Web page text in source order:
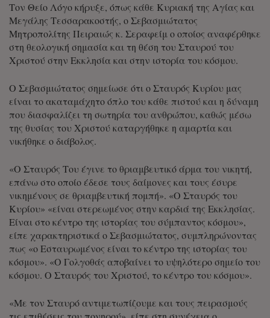
Τον Θείο Λόγο κήρυξε, όπως κάθε Κυριακή της Αγίας και
Μεγάλης Τεσσαρακοστής, ο Σεβασμιώτατος
Μητροπολίτης Πειραιώς κ. Σεραφείμ ο οποίος αναφέρθηκε
στη θεολογική σημασία και τη θέση του Σταυρού του
Χριστού στην Εκκλησία και στην ιστορία του κόσμου.
Ο Σεβασμιώτατος σημείωσε ότι ο Σταυρός Κυρίου μας
είναι το ακαταμάχητο όπλο του κάθε πιστού και η δύναμη
που διασφαλίζει τη σωτηρία του ανθρώπου, καθώς μέσω
της θυσίας του Χριστού καταργήθηκε η αμαρτία και
νικήθηκε ο διάβολος.
«Ο Σταυρός Του έγινε το θριαμβευτικό άρμα του νικητή,
επάνω στο οποίο έδεσε τους δαίμονες και τους έσυρε
νικημένους σε θριαμβευτική πομπή». «Ο Σταυρός του
Κυρίου» «είναι στερεωμένος στην καρδιά της Εκκλησίας.
Είναι στο κέντρο της ιστορίας του σύμπαντος κόσμου»,
είπε χαρακτηριστικά ο Σεβασμιώτατος, συμπληρώνοντας
πως «ο Εσταυρωμένος είναι το κέντρο της ιστορίας του
κόσμου». «Ο Γολγοθάς αποβαίνει το υψηλότερο σημείο του
κόσμου. Ο Σταυρός του Χριστού, το κέντρο του κόσμου».
«Με τον Σταυρό αντιμετωπίζουμε και τους πειρασμούς